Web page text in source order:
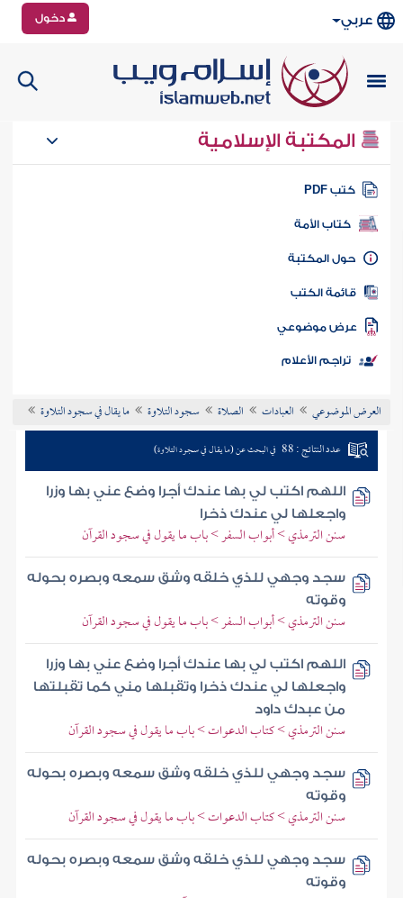
عربي دخول
المكتبة الإسلامية
كتب PDF
كتاب الأمة
المكتبة
الكتب
موضوعي
تراجم الأعلام
العرض الموضوعي العبادات الصلاة سجود التلاوة ما يقال في سجود التلاوة
عدد النتائج : 88 في البحث عن (ما يقال في سجود التلاوة)
اللهم اكتب لي بها عندك أجرا وضع عني بها وزرا
واجعلها لي عندك ذخرا
سنن الترمذي > أبواب السفر > باب ما يقول في سجود القرآن
سجد وجهي للذي خلقه وشق سمعه وبصره بحوله
وقوته
سنن الترمذي > أبواب السفر > باب ما يقول في سجود القرآن
اللهم اكتب لي بها عندك أجرا وضع عني بها وزرا
واجعلها لي عندك ذخرا وتقبلها مني كما تقبلتها
من عبدك داود
سنن الترمذي > كتاب الدعوات > باب ما يقول في سجود القرآن
سجد وجهي للذي خلقه وشق سمعه وبصره بحوله
وقوته
سنن الترمذي > كتاب الدعوات > باب ما يقول في سجود القرآن
سجد وجهي للذي خلقه وشق سمعه وبصره بحوله
وقوته